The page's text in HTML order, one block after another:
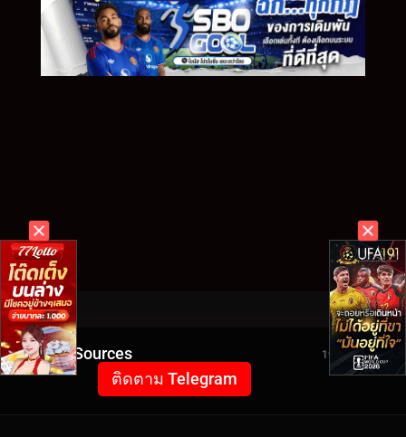
Video Sources 1962 Views
ติดตาม Telegram